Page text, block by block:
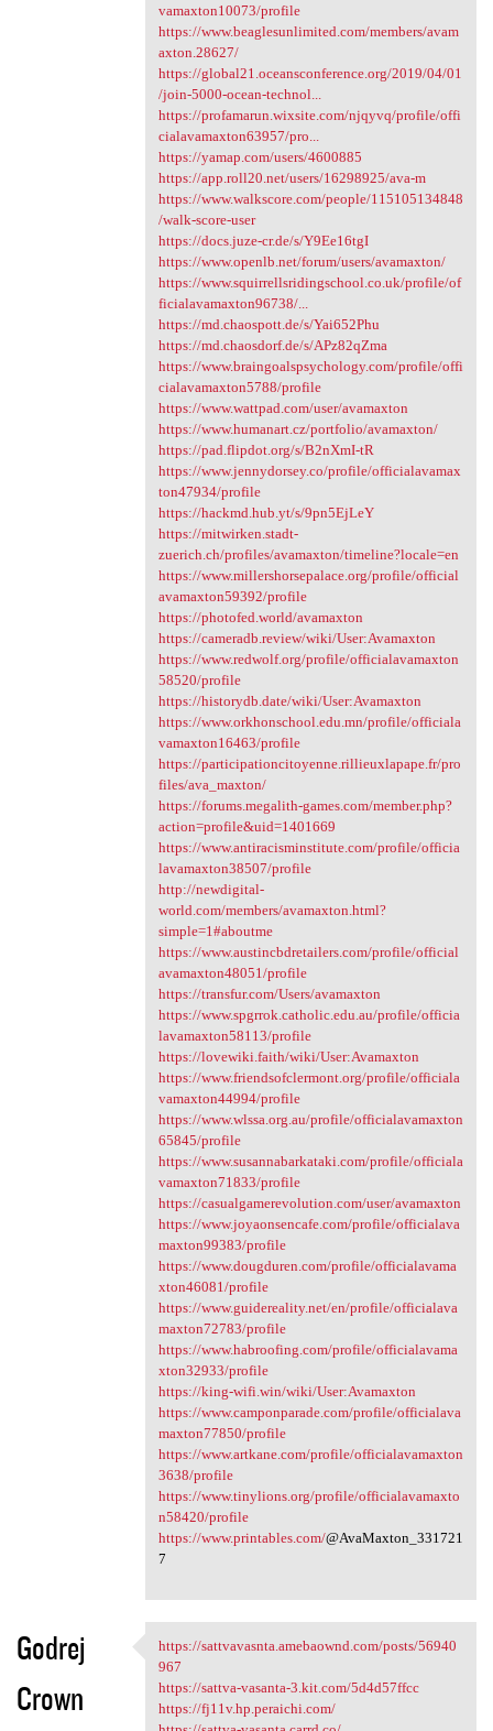
vamaxton10073/profile
https://www.beaglesunlimited.com/members/avam
axton.28627/
https://global21.oceansconference.org/2019/04/01
/join-5000-ocean-technol...
https://profamarun.wixsite.com/njqyvq/profile/offi
cialavamaxton63957/pro...
https://yamap.com/users/4600885
https://app.roll20.net/users/16298925/ava-m
https://www.walkscore.com/people/115105134848
/walk-score-user
https://docs.juze-cr.de/s/Y9Ee16tgI
https://www.openlb.net/forum/users/avamaxton/
https://www.squirrellsridingschool.co.uk/profile/of
ficialavamaxton96738/...
https://md.chaospott.de/s/Yai652Phu
https://md.chaosdorf.de/s/APz82qZma
https://www.braingoalspsychology.com/profile/offi
cialavamaxton5788/profile
https://www.wattpad.com/user/avamaxton
https://www.humanart.cz/portfolio/avamaxton/
https://pad.flipdot.org/s/B2nXmI-tR
https://www.jennydorsey.co/profile/officialavamax
ton47934/profile
https://hackmd.hub.yt/s/9pn5EjLeY
https://mitwirken.stadt-
zuerich.ch/profiles/avamaxton/timeline?locale=en
https://www.millershorsepalace.org/profile/official
avamaxton59392/profile
https://photofed.world/avamaxton
https://cameradb.review/wiki/User:Avamaxton
https://www.redwolf.org/profile/officialavamaxton
58520/profile
https://historydb.date/wiki/User:Avamaxton
https://www.orkhonschool.edu.mn/profile/officiala
vamaxton16463/profile
https://participationcitoyenne.rillieuxlapape.fr/pro
files/ava_maxton/
https://forums.megalith-games.com/member.php?
action=profile&uid=1401669
https://www.antiracisminstitute.com/profile/officia
lavamaxton38507/profile
http://newdigital-
world.com/members/avamaxton.html?
simple=1#aboutme
https://www.austincbdretailers.com/profile/official
avamaxton48051/profile
https://transfur.com/Users/avamaxton
https://www.spgrrok.catholic.edu.au/profile/officia
lavamaxton58113/profile
https://lovewiki.faith/wiki/User:Avamaxton
https://www.friendsofclermont.org/profile/officiala
vamaxton44994/profile
https://www.wlssa.org.au/profile/officialavamaxton
65845/profile
https://www.susannabarkataki.com/profile/officiala
vamaxton71833/profile
https://casualgamerevolution.com/user/avamaxton
https://www.joyaonsencafe.com/profile/officialava
maxton99383/profile
https://www.dougduren.com/profile/officialavama
xton46081/profile
https://www.guidereality.net/en/profile/officialava
maxton72783/profile
https://www.habroofing.com/profile/officialavama
xton32933/profile
https://king-wifi.win/wiki/User:Avamaxton
https://www.camponparade.com/profile/officialava
maxton77850/profile
https://www.artkane.com/profile/officialavamaxton
3638/profile
https://www.tinylions.org/profile/officialavamaxto
n58420/profile
https://www.printables.com/@AvaMaxton_331721
7
Godrej
Crown
https://sattvavasnta
https://sattvavasnta.amebaownd.com/posts/56940
967
https://sattva-vasanta-3.kit.com/5d4d57ffcc
https://fj11v.hp.peraichi.com/